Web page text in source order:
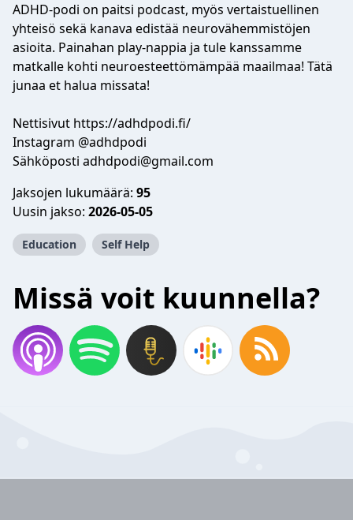
ADHD-podi on paitsi podcast, myös vertaistuellinen
yhteisö sekä kanava edistää neurovähemmistöjen
asioita. Painahan play-nappia ja tule kanssamme
matkalle kohti neuroesteettömämpää maailmaa! Tätä
junaa et halua missata!
Nettisivut https://adhdpodi.fi/
Instagram @adhdpodi
Sähköposti adhdpodi@gmail.com
Jaksojen lukumäärä: 95
Uusin jakso: 2026-05-05
Education Self Help
Missä voit kuunnella?